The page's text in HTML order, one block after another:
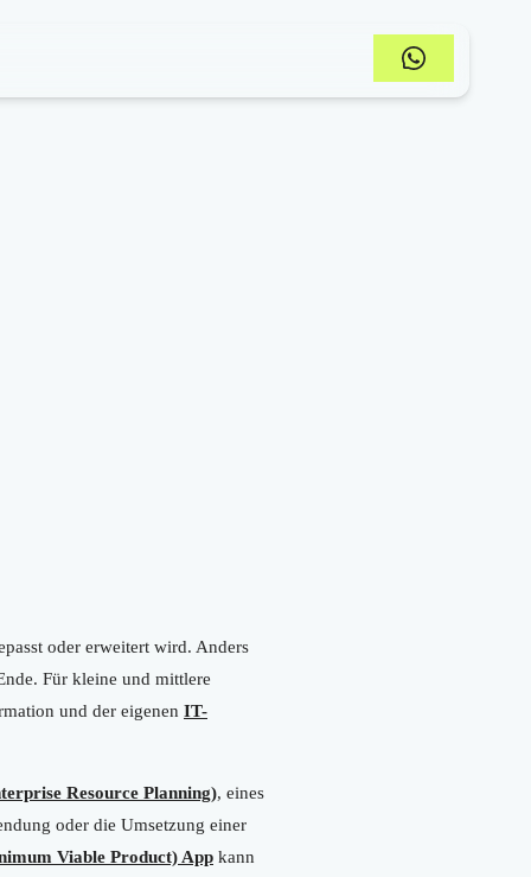
oder erweitert wird. Anders
Für kleine und mittlere
und der eigenen IT-
Resource Planning), eines
oder die Umsetzung einer
Viable Product) App kann